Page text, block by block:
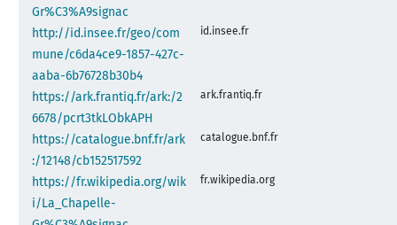
Gr%C3%A9signac
http://id.insee.fr/geo/com
mune/c6da4ce9-1857-427c-
aaba-6b76728b30b4
id.insee.fr
https://ark.frantiq.fr/ark:/2
6678/pcrt3tkLObkAPH
ark.frantiq.fr
https://catalogue.bnf.fr/ark
:/12148/cb152517592
catalogue.bnf.fr
https://fr.wikipedia.org/wik
i/La_Chapelle-
fr.wikipedia.org